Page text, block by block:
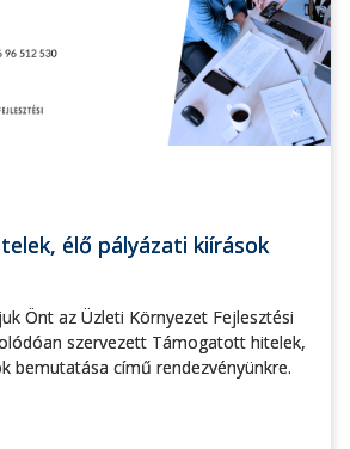
élő pályázati kiírások
Önt az Üzleti Környezet Fejlesztési
szervezett Támogatott hitelek,
bemutatása című rendezvényünkre.